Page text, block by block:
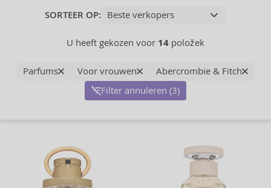
SORTEER OP:
U heeft gekozen voor 14 položek
Parfums Voor vrouwen
Abercrombie & Fitch
Filter annuleren (3)